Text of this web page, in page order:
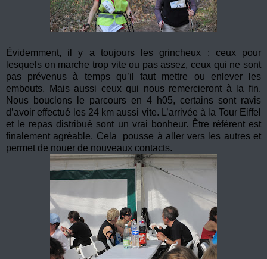
Évidemment, il y a toujours les grincheux : ceux pour
lesquels on marche trop vite ou pas assez, ceux qui ne sont
pas prévenus à temps qu’il faut mettre ou enlever les
embouts. Mais aussi ceux qui nous remercieront à la fin.
Nous bouclons le parcours en 4 h05, certains sont ravis
d’avoir effectué les 24 km aussi vite. L’arrivée à la Tour Eiffel
et le repas distribué sont un vrai bonheur. Être référent est
finalement agréable. Cela pousse à aller vers les autres et
permet de nouer de nouveaux contacts.